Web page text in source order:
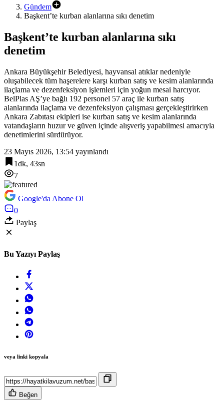
Gündem
Başkent’te kurban alanlarına sıkı denetim
Başkent’te kurban alanlarına sıkı
denetim
Ankara Büyükşehir Belediyesi, hayvansal atıklar nedeniyle
oluşabilecek tüm haşerelere karşı kurban satış ve kesim alanlarında
ilaçlama ve dezenfeksiyon işlemleri için yoğun mesai harcıyor.
BelPlas AŞ’ye bağlı 192 personel 57 araç ile kurban satış
alanlarında ilaçlama ve dezenfeksiyon çalışması gerçekleştirirken
Ankara Zabıtası ekipleri ise kurban satış ve kesim alanlarında
vatandaşların huzur ve güven içinde alışveriş yapabilmesi amacıyla
denetimlerini sürdürüyor.
23 Mayıs 2026, 13:54 yayınlandı
1dk, 43sn
7
Google'da Abone Ol
0
Paylaş
Bu Yazıyı Paylaş
veya linki kopyala
Beğen